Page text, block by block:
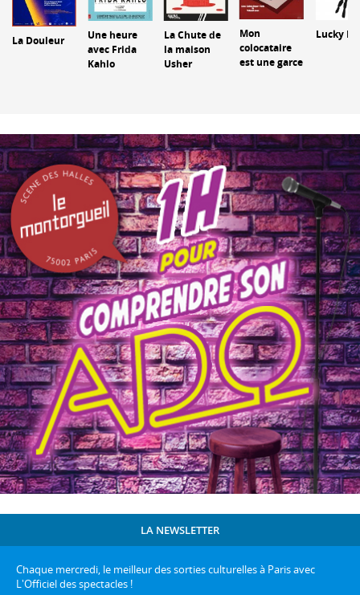
La Douleur
Une heure
avec Frida
Kahlo
La Chute de
la maison
Usher
Mon
colocataire
est une garce
Lucky
LA NEWSLETTER
Chaque mercredi, le meilleur des sorties culturelles à Paris avec
L'Officiel des spectacles !